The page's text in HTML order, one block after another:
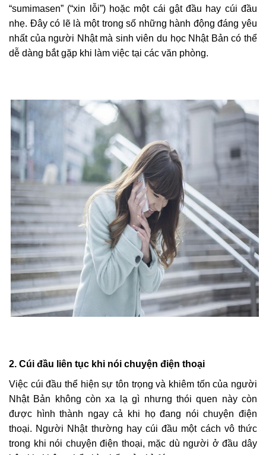
“sumimasen” (“xin lỗi”) hoặc một cái gật đầu hay cúi đầu
nhẹ. Đây có lẽ là một trong số những hành động đáng yêu
nhất của người Nhật mà sinh viên du học Nhật Bản có thể
dễ dàng bắt gặp khi làm việc tại các văn phòng.
2. Cúi đầu liên tục khi nói chuyện điện thoại
Việc cúi đầu thể hiện sự tôn trọng và khiêm tốn của người
Nhật Bản không còn xa lạ gì nhưng thói quen này còn
được hình thành ngay cả khi họ đang nói chuyện điện
thoại. Người Nhật thường hay cúi đầu một cách vô thức
trong khi nói chuyện điện thoại, mặc dù người ở đầu dây